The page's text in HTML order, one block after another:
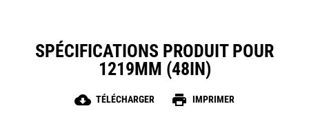
SPÉCIFICATIONS PRODUIT POUR
1219MM (48IN)
cloud_download TÉLÉCHARGER print IMPRIMER